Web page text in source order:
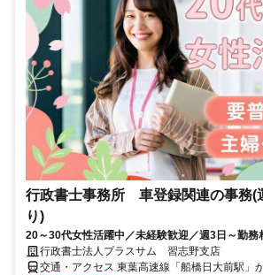
行政書士事務所 車登録関連の事務(
り)
20～30代女性活躍中／未経験歓迎／週3日～勤務
行政書士法人プラスサム 習志野支店
交通・アクセス 東葉高速線「船橋日大前駅」